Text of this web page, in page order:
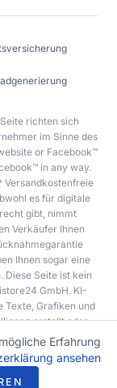
richten sich
im Sinne des
or Facebook™
in any way.
Versandkostenfreie
es für digitale
gibt, nimmt
Verkäufer Ihnen
Ihnen sogar eine
Diese Seite ist kein
GmbH. KI-
Texte, Grafiken und
erstellt oder
fachlich
Erfahrung
ansehen